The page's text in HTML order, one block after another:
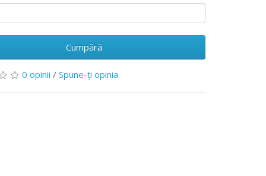
Cumpără
0 opinii /Spune-ţi opinia